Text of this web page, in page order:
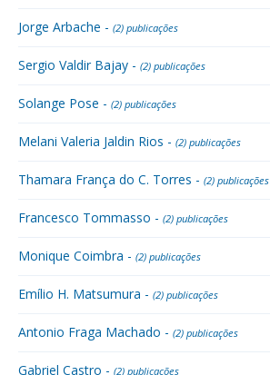
Jorge Arbache - (2) publicações
Sergio Valdir Bajay - (2) publicações
Solange Pose - (2) publicações
Melani Valeria Jaldin Rios - (2) publicações
Thamara França do C. Torres - (2) publicações
Francesco Tommasso - (2) publicações
Monique Coimbra - (2) publicações
Emílio H. Matsumura - (2) publicações
Antonio Fraga Machado - (2) publicações
Gabriel Castro - (2) publicações